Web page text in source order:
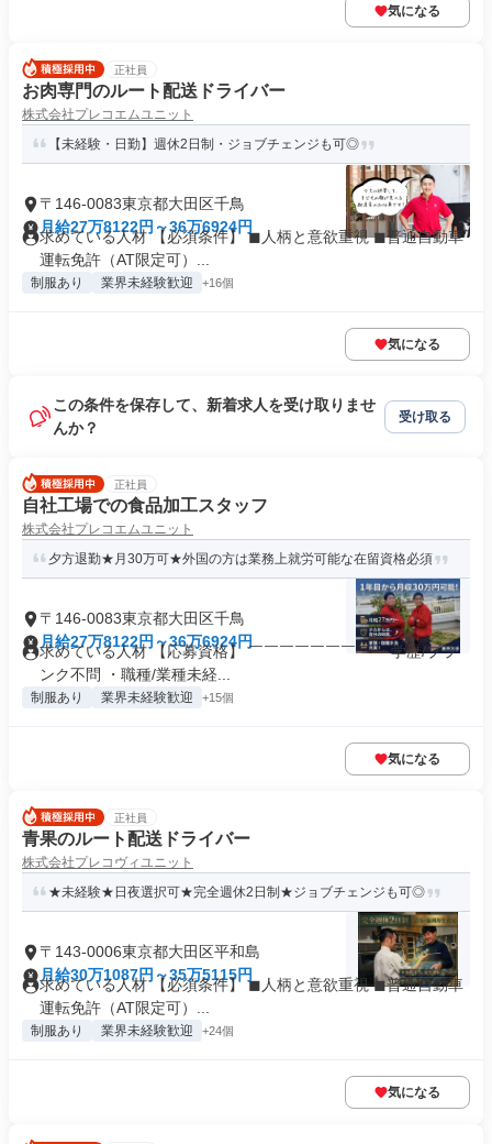
気になる
正社員
お肉専門のルート配送ドライバー
株式会社プレコエムユニット
【未経験・日勤】週休2日制・ジョブチェンジも可◎
〒146-0083東京都大田区千鳥
月給27万8122円～36万6924円
求めている人材 【必須条件】 ◼︎人柄と意欲重視 ◼︎普通自動車
運転免許（AT限定可）...
制服あり 業界未経験歓迎 +16個
気になる
この条件を保存して、新着求人を受け取りませ
んか？
受け取る
正社員
自社工場での食品加工スタッフ
株式会社プレコエムユニット
夕方退勤★月30万可★外国の方は業務上就労可能な在留資格必須
〒146-0083東京都大田区千鳥
月給27万8122円～36万6924円
求めている人材 【応募資格】 ￣￣￣￣￣￣￣￣ ・学歴/ブラ
ンク不問 ・職種/業種未経...
制服あり 業界未経験歓迎 +15個
気になる
正社員
青果のルート配送ドライバー
株式会社プレコヴィユニット
★未経験★日夜選択可★完全週休2日制★ジョブチェンジも可◎
〒143-0006東京都大田区平和島
月給30万1087円～35万5115円
求めている人材 【必須条件】 ◼︎人柄と意欲重視 ◼︎普通自動車
運転免許（AT限定可）...
制服あり 業界未経験歓迎 +24個
気になる